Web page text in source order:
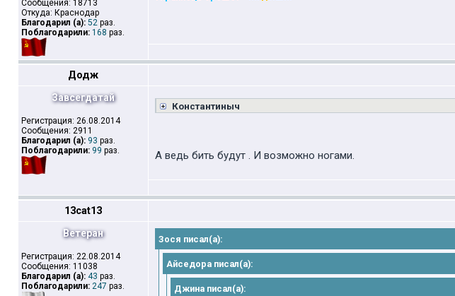
Сообщения: 18713
Откуда: Краснодар
Благодарил (а): 52 раз.
Поблагодарили: 168 раз.
Додж
Завсегдатай
Регистрация: 26.08.2014
Сообщения: 2911
Благодарил (а): 93 раз.
Поблагодарили: 99 раз.
Константиныч
А ведь бить будут . И возможно ногами.
13cat13
Ветеран
Регистрация: 22.08.2014
Сообщения: 11038
Благодарил (а): 43 раз.
Поблагодарили: 247 раз.
Зося писал(а):
Айседора писал(а):
Джина писал(а):